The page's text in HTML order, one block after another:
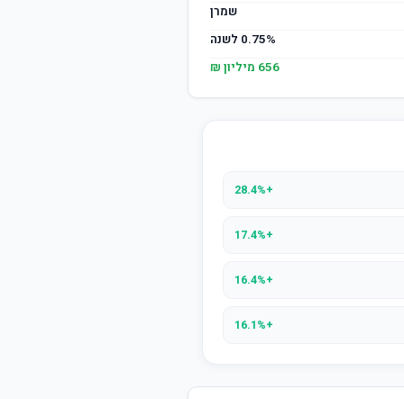
שמרן
0.75% לשנה
656 מיליון ₪
+28.4%
+17.4%
+16.4%
+16.1%